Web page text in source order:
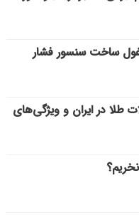
غول ساخت سنسور فشار
طلا در ایران و ویژگی‌های